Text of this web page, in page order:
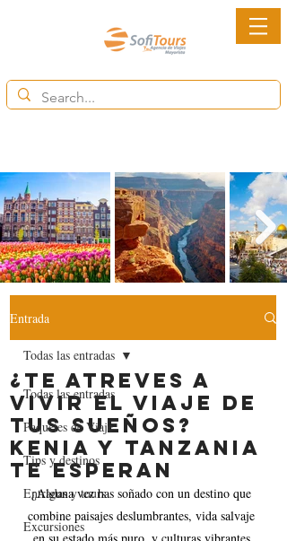
Entrada
Todas las entradas
Paquetes de Viaje
Tips y destinos
Entradas y tours
Excursiones
Todas las entradas
¿Te Atreves a
Vivir el Viaje de
tus Sueños?
Kenia y Tanzania
te Esperan
¿Alguna vez has soñado con un destino que
combine paisajes deslumbrantes, vida salvaje